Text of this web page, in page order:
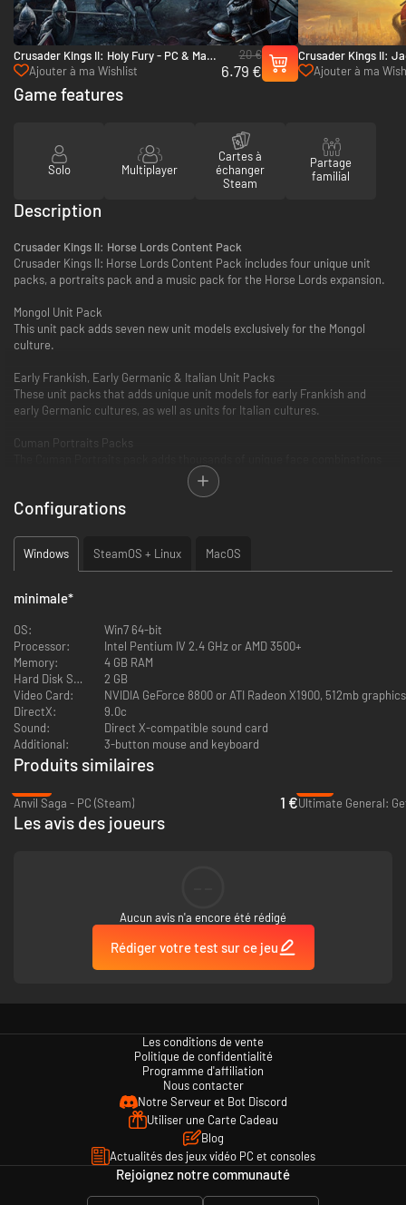
Crusader Kings II: Holy Fury - PC & Mac
(Steam)
Ajouter à ma Wishlist
20 €
6.79 €
Crusader Kings II:
Mac (Steam)
Ajouter à ma
Game features
Solo Multiplayer
Cartes à
échanger
Steam
Partage
familial
Description
Crusader Kings II: Horse Lords Content Pack
Crusader Kings II: Horse Lords Content Pack includes four unique unit
packs, a portraits pack and a music pack for the Horse Lords expansion.
Mongol Unit Pack
This unit pack adds seven new unit models exclusively for the Mongol
culture.
Early Frankish, Early Germanic & Italian Unit Packs
These unit packs that adds unique unit models for early Frankish and
early Germanic cultures, as well as units for Italian cultures.
Cuman Portraits Packs
for male and female characters of the Cuman culture group.
Songs of the Steppes Music Pack
CKII.
Configurations
Windows SteamOS + Linux MacOS
minimale*
OS:
Win7 64-bit
Processor:
Intel Pentium IV 2.4 GHz or AMD 3500+
Memory:
4 GB RAM
Hard Disk Space:
2 GB
Video Card:
NVIDIA GeForce 8800 or ATI Radeon X1900, 512mb
DirectX:
9.0c
Sound:
Direct X-compatible sound card
Additional:
3-button mouse and keyboard
Produits similaires
Anvil Saga - PC (Steam)
1 €
Les avis des joueurs
Aucun avis n'a encore été rédigé
Rédiger votre test sur ce jeu
Les conditions de vente
Politique de confidentialité
Programme d'affiliation
Nous contacter
Notre Serveur et Bot Discord
Utiliser une Carte Cadeau
Blog
Actualités des jeux vidéo PC et consoles
Rejoignez notre communauté